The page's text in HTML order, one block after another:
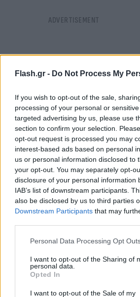
Flash.gr - Do Not Process My
If you wish to opt-out of the sale,
processing of your personal or
targeted advertising by us, please use
section to confirm your selection.
opt-out request is processed you may
interest-based ads based on personal
us or personal information disclosed to
your opt-out. You may separately opt-
disclosure of your personal information
IAB’s list of downstream participants.
also be disclosed by us to third parties
Downstream Participants that may
Please note that this website/app uses
not limited to your visit or usage
grant or deny consent to Google and its
use your data for below specified
consent section.
Personal Data Processing Opt
I want to opt-out of the Sharing of
personal data.
Opted In
I want to opt-out of the Sale of my
ΠΑΟΚ - Άντερλεχτ 0-1:
γκολ και την αστοχία του από